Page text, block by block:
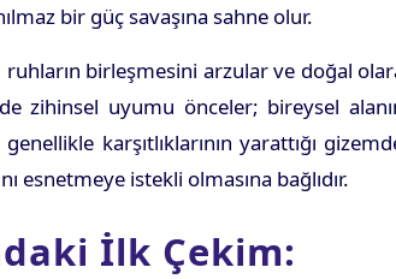
bir güç savaşına sahne olur.
ruhların birleşmesini arzular ve doğal
zihinsel uyumu önceler; bireysel
karşıtlıklarının yarattığı
esnetmeye istekli olmasına bağlıdır.
İlk Çekim: